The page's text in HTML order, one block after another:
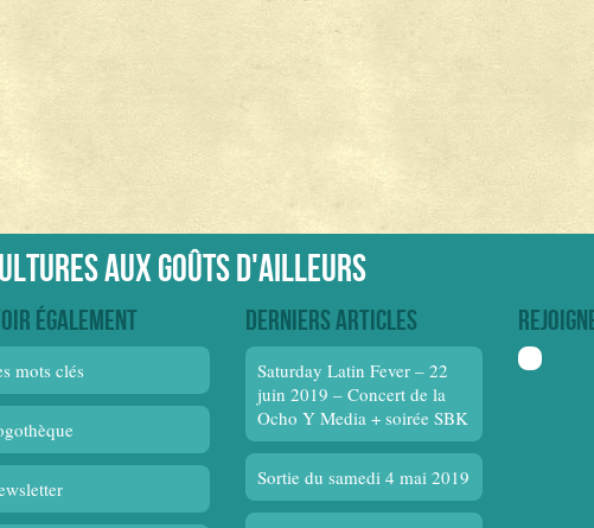
aux goûts d'ailleurs
également
mots clés
Derniers articles
Saturday Latin Fever – 22
juin 2019 – Concert de la
Ocho Y Media + soirée SBK
Sortie du samedi 4 mai 2019